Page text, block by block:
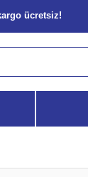
ücretsiz!